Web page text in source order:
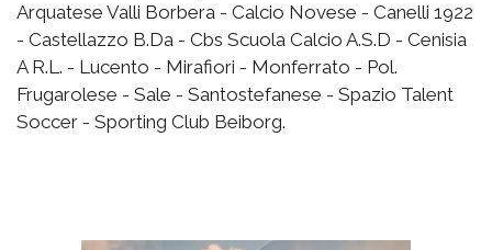
Arquatese Valli Borbera - Calcio Novese - Canelli 1922
- Castellazzo B.Da - Cbs Scuola Calcio A.S.D - Cenisia
A R.L. - Lucento - Mirafiori - Monferrato - Pol.
Frugarolese - Sale - Santostefanese - Spazio Talent
Soccer - Sporting Club Beiborg.